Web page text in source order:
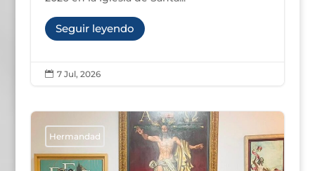
Seguir leyendo
 7 Jul, 2026
Hermandad